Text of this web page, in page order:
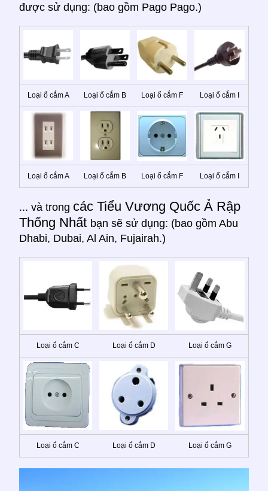
được sử dụng: (bao gồm Pago Pago.)
Loại ổ cắm A Loại ổ cắm B Loại ổ cắm F Loại ổ cắm I
Loại ổ cắm A Loại ổ cắm B Loại ổ cắm F Loại ổ cắm I
... và trong các Tiểu Vương Quốc Ả Rập
Thống Nhất bạn sẽ sử dụng: (bao gồm Abu
Dhabi, Dubai, Al Ain, Fujairah.)
Loại ổ cắm C Loại ổ cắm D Loại ổ cắm G
Loại ổ cắm C Loại ổ cắm D Loại ổ cắm G